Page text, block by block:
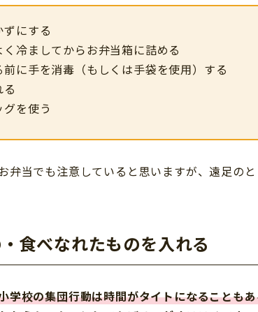
ずにする
く冷ましてからお弁当箱に詰める
前に手を消毒（もしくは手袋を使用）する
グを使う
弁当でも注意していると思いますが、遠足の
食べなれたものを入れる
学校の集団行動は時間がタイトになることも